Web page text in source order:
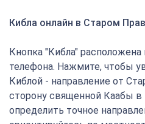
Кибла онлайн в Старом
Кнопка "Кибла"
телефона. Нажмите, чтобы
Киблой - направление от
сторону священной Каабы
определить точное